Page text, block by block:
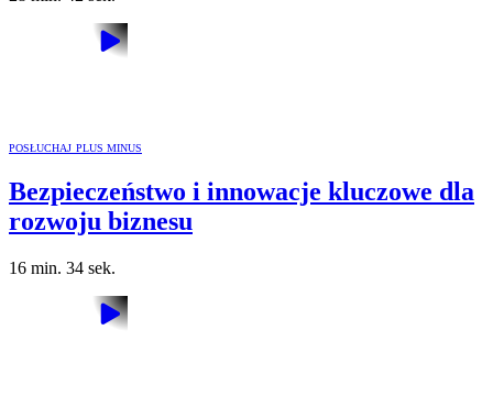
POSŁUCHAJ PLUS MINUS
Bezpieczeństwo i innowacje kluczowe dla
rozwoju biznesu
16 min. 34 sek.